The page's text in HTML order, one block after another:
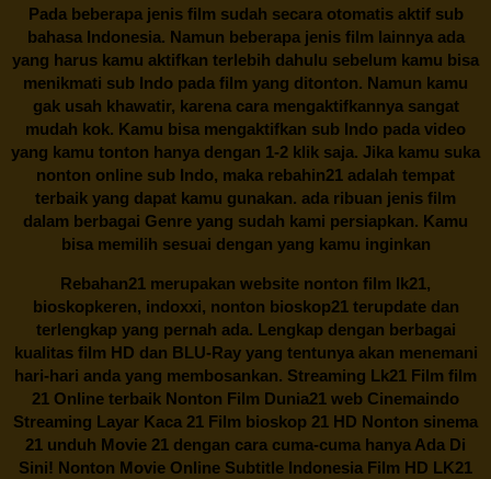
Pada beberapa jenis film sudah secara otomatis aktif sub
bahasa Indonesia. Namun beberapa jenis film lainnya ada
yang harus kamu aktifkan terlebih dahulu sebelum kamu bisa
menikmati sub Indo pada film yang ditonton. Namun kamu
gak usah khawatir, karena cara mengaktifkannya sangat
mudah kok. Kamu bisa mengaktifkan sub Indo pada video
yang kamu tonton hanya dengan 1-2 klik saja. Jika kamu suka
nonton online sub Indo, maka rebahin21 adalah tempat
terbaik yang dapat kamu gunakan. ada ribuan jenis film
dalam berbagai Genre yang sudah kami persiapkan. Kamu
bisa memilih sesuai dengan yang kamu inginkan
Rebahan21 merupakan website nonton film lk21,
bioskopkeren, indoxxi, nonton bioskop21 terupdate dan
terlengkap yang pernah ada. Lengkap dengan berbagai
kualitas film HD dan BLU-Ray yang tentunya akan menemani
hari-hari anda yang membosankan. Streaming Lk21 Film film
21 Online terbaik Nonton Film Dunia21 web Cinemaindo
Streaming Layar Kaca 21 Film bioskop 21 HD Nonton sinema
21 unduh Movie 21 dengan cara cuma-cuma hanya Ada Di
Sini! Nonton Movie Online Subtitle Indonesia Film HD LK21